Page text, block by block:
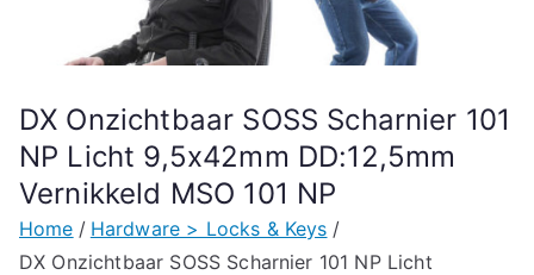
DX Onzichtbaar SOSS Scharnier 101
NP Licht 9,5x42mm DD:12,5mm
Vernikkeld MSO 101 NP
Home
Hardware > Locks & Keys
DX Onzichtbaar SOSS Scharnier 101 NP Licht